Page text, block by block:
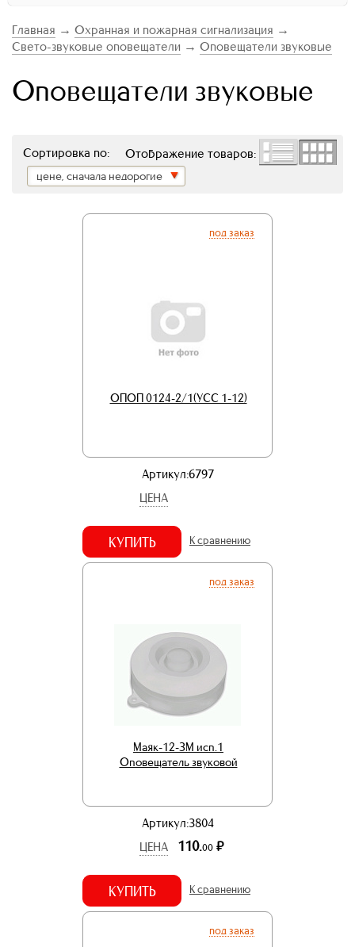
Главная → Охранная и пожарная сигнализация →
Свето-звуковые оповещатели → Оповещатели звуковые
Оповещатели звуковые
Отображение товаров:
Сортировка по:
цене, сначала недорогие
под заказ
ОПОП 0124-2/1(УСС 1-12)
Артикул:6797
ЦЕНА
КУПИТЬ К сравнению
под заказ
Маяк-12-ЗМ исп.1
Оповещатель звуковой
Артикул:3804
ЦЕНА
110.00 р.
КУПИТЬ К сравнению
под заказ